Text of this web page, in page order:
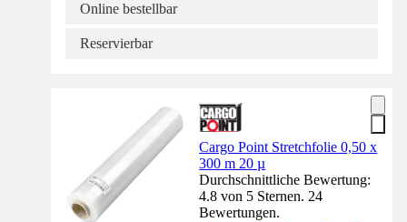
Online bestellbar
Reservierbar
Cargo Point Stretchfolie 0,50 x
300 m 20 µ
Durchschnittliche Bewertung:
4.8 von 5 Sternen. 24
Bewertungen.